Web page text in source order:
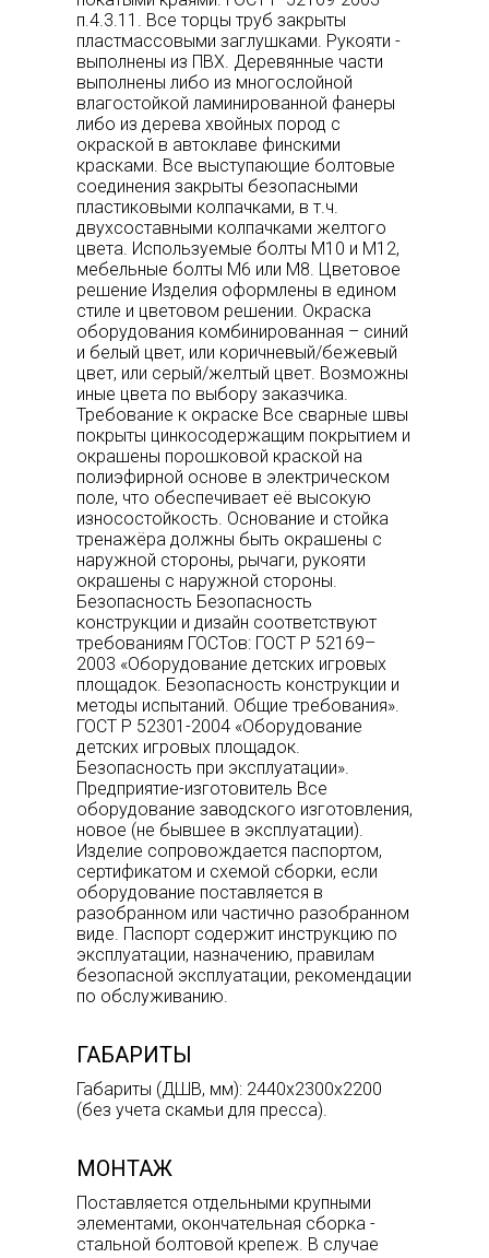
п.4.3.11. Все торцы труб закрыты
пластмассовыми заглушками. Рукояти -
выполнены из ПВХ. Деревянные части
выполнены либо из многослойной
влагостойкой ламинированной фанеры
либо из дерева хвойных пород с
окраской в автоклаве финскими
красками. Все выступающие болтовые
соединения закрыты безопасными
пластиковыми колпачками, в т.ч.
двухсоставными колпачками желтого
цвета. Используемые болты М10 и М12,
мебельные болты М6 или М8. Цветовое
решение Изделия оформлены в едином
стиле и цветовом решении. Окраска
оборудования комбинированная – синий
и белый цвет, или коричневый/бежевый
цвет, или серый/желтый цвет. Возможны
иные цвета по выбору заказчика.
Требование к окраске Все сварные швы
покрыты цинкосодержащим покрытием и
окрашены порошковой краской на
полиэфирной основе в электрическом
поле, что обеспечивает её высокую
износостойкость. Основание и стойка
тренажёра должны быть окрашены с
наружной стороны, рычаги, рукояти
окрашены с наружной стороны.
Безопасность Безопасность
конструкции и дизайн соответствуют
требованиям ГОСТов: ГОСТ Р 52169–
2003 «Оборудование детских игровых
площадок. Безопасность конструкции и
методы испытаний. Общие требования».
ГОСТ Р 52301-2004 «Оборудование
детских игровых площадок.
Безопасность при эксплуатации».
Предприятие-изготовитель Все
оборудование заводского изготовления,
новое (не бывшее в эксплуатации).
Изделие сопровождается паспортом,
сертификатом и схемой сборки, если
оборудование поставляется в
разобранном или частично разобранном
виде. Паспорт содержит инструкцию по
эксплуатации, назначению, правилам
безопасной эксплуатации, рекомендации
по обслуживанию.
ГАБАРИТЫ
Габариты (ДШВ, мм): 2440х2300х2200
(без учета скамьи для пресса).
МОНТАЖ
Поставляется отдельными крупными
элементами, окончательная сборка -
стальной болтовой крепеж. В случае